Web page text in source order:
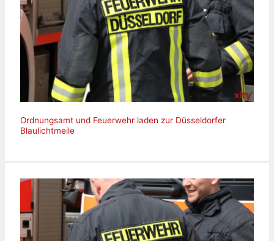
Ordnungsamt und Feuerwehr laden zur Düsseldorfer
Blaulichtmeile